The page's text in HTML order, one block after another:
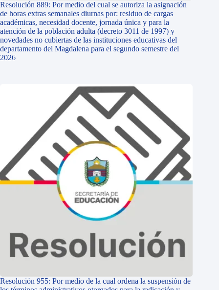
Resolución 889: Por medio del cual se autoriza la asignación
de horas extras semanales diurnas por: residuo de cargas
académicas, necesidad docente, jornada única y para la
atención de la población adulta (decreto 3011 de 1997) y
novedades no cubiertas de las instituciones educativas del
departamento del Magdalena para el segundo semestre del
2026
Resolución 955: Por medio de la cual ordena la suspensión de